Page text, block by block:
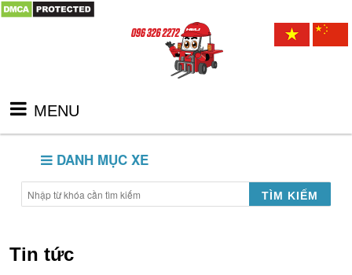
MENU
DANH MỤC XE
TÌM KIẾM
Tin tức